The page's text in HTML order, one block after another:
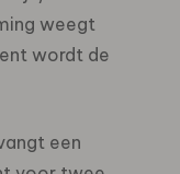
weegt
wordt de
een